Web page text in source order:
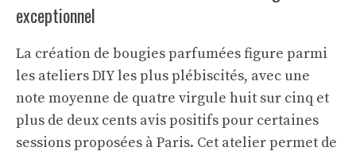
exceptionnel
La création de bougies parfumées figure parmi
les ateliers DIY les plus plébiscités, avec une
note moyenne de quatre virgule huit sur cinq et
plus de deux cents avis positifs pour certaines
sessions proposées à Paris. Cet atelier permet de